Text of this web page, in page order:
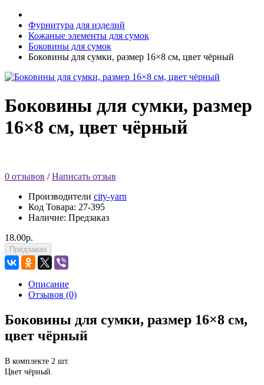
Фурнитура для изделий
Кожаные элементы для сумок
Боковины для сумок
Боковины для сумки, размер 16×8 см, цвет чёрный
Боковины для сумки, размер
16×8 см, цвет чёрный
0 отзывов /Написать отзыв
Производители city-yarn
Код Товара: 27-395
Наличие: Предзаказ
18.00р.
Предзаказ
Описание
Отзывов (0)
Боковины для сумки, размер 16×8 см,
цвет чёрный
В комплекте 2 шт.
Цвет чёрный.